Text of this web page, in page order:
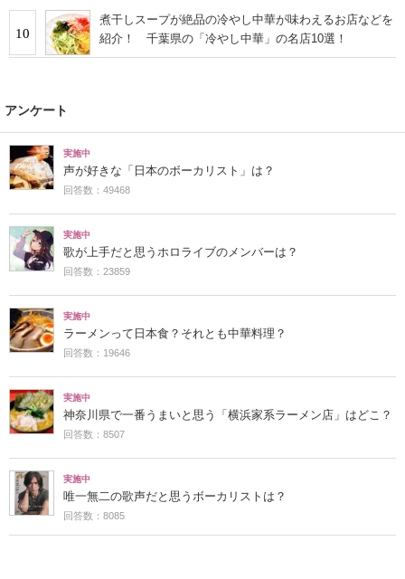
10
煮干しスープが絶品の冷やし中華が味わえるお店などを
紹介！ 千葉県の「冷やし中華」の名店10選！
アンケート
実施中
声が好きな「日本のボーカリスト」は？
回答数：49468
実施中
歌が上手だと思うホロライブのメンバーは？
回答数：23859
実施中
ラーメンって日本食？それとも中華料理？
回答数：19646
実施中
神奈川県で一番うまいと思う「横浜家系ラーメン店」はどこ？
回答数：8507
実施中
唯一無二の歌声だと思うボーカリストは？
回答数：8085